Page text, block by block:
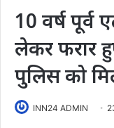
10 वर्ष
लेकर फरार
पुलिस को
INN24 ADMIN